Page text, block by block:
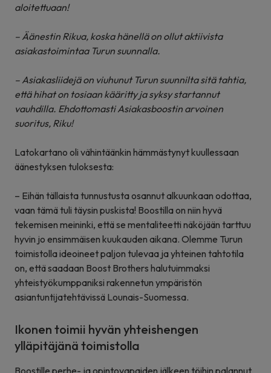
aloitettuaan!
– Äänestin Rikua, koska hänellä on ollut aktiivista
asiakastoimintaa Turun suunnalla.
– Asiakasliidejä on viuhunut Turun suunnilta sitä tahtia,
että hihat on tosiaan kääritty ja syksy startannut
vauhdilla. Ehdottomasti Asiakasboostin arvoinen
suoritus, Riku!
Latokartano oli vähintäänkin hämmästynyt kuullessaan
äänestyksen tuloksesta:
– Eihän tällaista tunnustusta osannut alkuunkaan odottaa,
vaan tämä tuli täysin puskista! Boostilla on niin hyvä
tekemisen meininki, että se mentaliteetti näköjään tarttuu
hyvin jo ensimmäisen kuukauden aikana. Olemme Turun
toimistolla ideoineet paljon tulevaa ja yhteinen tahtotila
on, että saadaan Boost Brothers halutuimmaksi
yhteistyökumppaniksi rakennetun ympäristön
asiantuntijatehtävissä Lounais-Suomessa.
Ikonen toimii hyvän yhteishengen
ylläpitäjänä toimistolla
Boostille perhe- ja opintovapaiden jälkeen töihin palannut